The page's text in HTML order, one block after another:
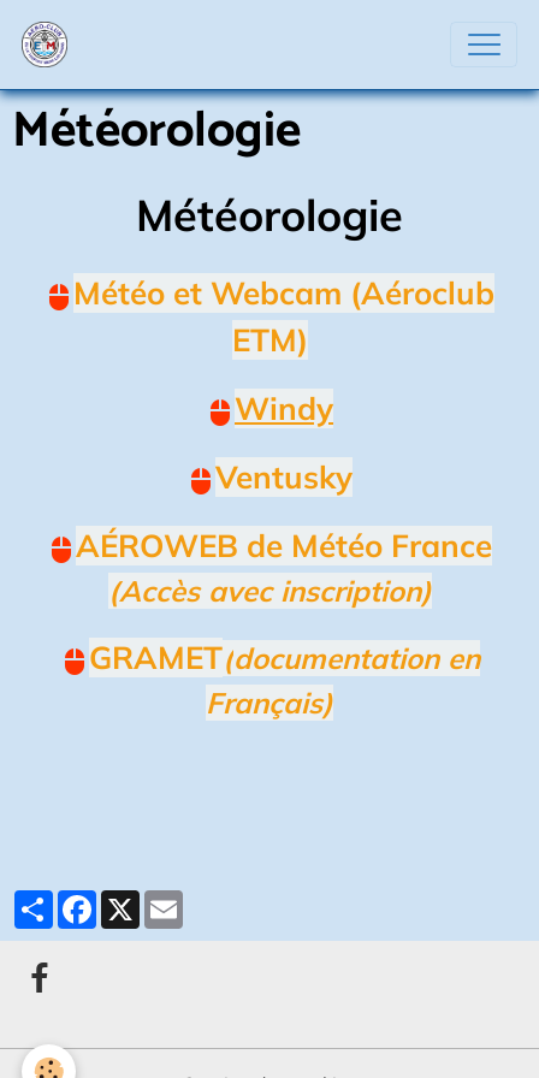
Météorologie
Météorologie
Météo et Webcam (Aéroclub
ETM)
Windy
Ventusky
AÉROWEB de Météo France
(Accès avec inscription)
GRAMET(documentation en
Français)
PartagerFacebook
X